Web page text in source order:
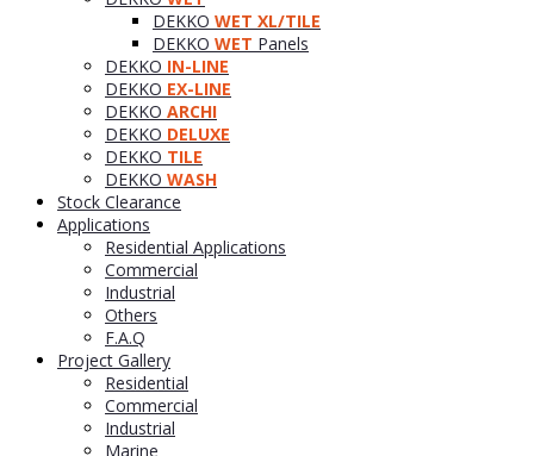
DEKKO WET XL/TILE
DEKKO WET Panels
DEKKO IN-LINE
DEKKO EX-LINE
DEKKO ARCHI
DEKKO DELUXE
DEKKO TILE
DEKKO WASH
Stock Clearance
Applications
Residential Applications
Commercial
Industrial
Others
F.A.Q
Project Gallery
Residential
Commercial
Industrial
Marine